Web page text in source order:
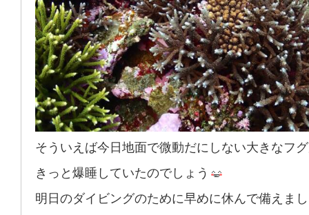
そういえば今日地面で微動だにしない大きなフ
きっと爆睡していたのでしょう
明日のダイビングのために早めに休んで備えま